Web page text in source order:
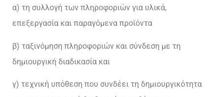
α) τη συλλογή των πληροφοριών για υλικά,
επεξεργασία και παραγόμενα προϊόντα
β) ταξινόμηση πληροφοριών και σύνδεση με τη
δημιουργική διαδικασία και
γ) τεχνική υπόθεση που συνδέει τη δημιουργικότητα